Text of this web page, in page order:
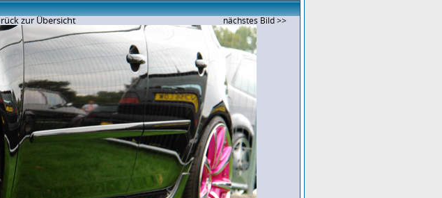
zur Übersicht nächstes Bild >>